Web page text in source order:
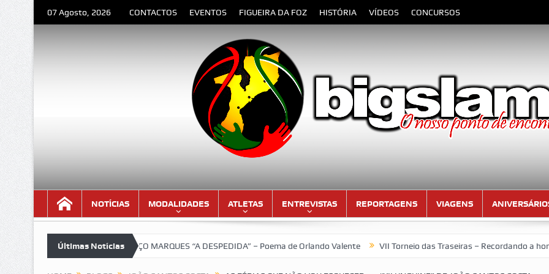
07 Agosto, 2026 CONTACTOS EVENTOS FIGUEIRA DA FOZ HISTÓRIA VÍDEOS CONCURSOS
NOTÍCIAS MODALIDADES ATLETAS ENTREVISTAS REPORTAGENS VIAGENS
Últimas Notícias
LOURENÇO MARQUES “A DESPEDIDA” – Poema de Orlando Valente VII Torneio das Traseiras – Recordando a homenagem ao “4